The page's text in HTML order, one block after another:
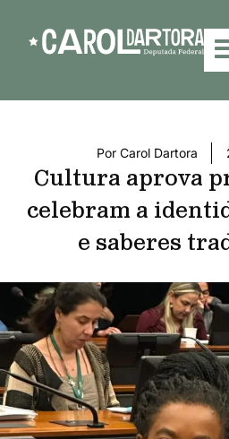
PorCarol Dartora
Cultura aprova
celebram a
e saberes